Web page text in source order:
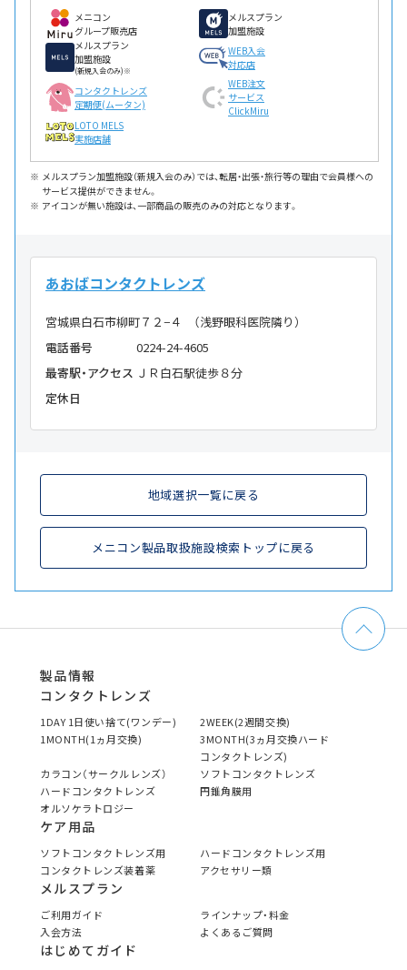
メニコン
グループ販売店
メルスプラン
加盟施設
メルスプラン
加盟施設
(新規入会のみ)※
WEB入会
対応店
コンタクトレンズ
定期便(ムータン)
WEB注文
サービス
ClickMiru
LOTO MELS
実施店舗
メルスプラン加盟施設（新規入会のみ）では、転居・出張・旅行等の理由で会員様への
サービス提供ができません。
アイコンが無い施設は、一部商品の販売のみの対応となります。
あおばコンタクトレンズ
宮城県白石市柳町７２−４ （浅野眼科医院隣り）
電話番号
0224-24-4605
最寄駅・アクセス ＪＲ白石駅徒歩８分
定休日
地域選択一覧に戻る
メニコン製品取扱施設検索トップに戻る
製品情報
コンタクトレンズ
1DAY 1日使い捨て(ワンデー)
2WEEK(2週間交換)
1MONTH(1ヵ月交換)
3MONTH(3ヵ月交換ハード
コンタクトレンズ)
カラコン（サークルレンズ）
ソフトコンタクトレンズ
ハードコンタクトレンズ
円錐角膜用
オルソケラトロジー
ケア用品
ソフトコンタクトレンズ用
ハードコンタクトレンズ用
コンタクトレンズ装着薬
アクセサリー類
メルスプラン
ご利用ガイド
ラインナップ・料金
入会方法
よくあるご質問
はじめてガイド